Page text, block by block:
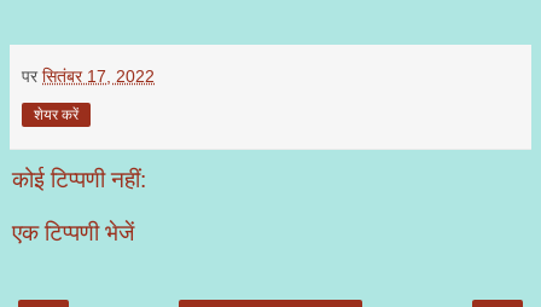
पर सितंबर 17, 2022
शेयर करें
कोई टिप्पणी नहीं:
एक टिप्पणी भेजें